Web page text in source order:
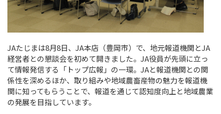
JAたじまは8月8日、 JA本店（豊岡市）で、地元報道機関とJA
経営者との懇談会を初めて開きました。 JA役員が先頭に立っ
て情報発信する「トップ広報」の一環。 JAと報道機関との関
係性を深めるほか、取り組みや地域農畜産物の魅力を報道機
関に知ってもらうことで、報道を通じて認知度向上と地域農業
の発展を目指しています。